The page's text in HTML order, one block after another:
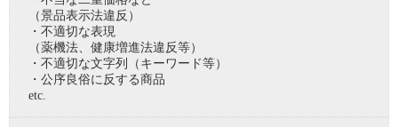
（景品表示法違反）
・不適切な表現
（薬機法、健康増進法違反等）
・不適切な文字列（キーワード等）
・公序良俗に反する商品
etc.